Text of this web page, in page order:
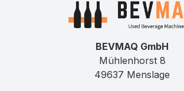
BEVMAQ GmbH
Mühlenhorst 8
49637 Menslage